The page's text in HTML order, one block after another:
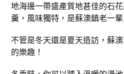
地海邊一帶盛產質地甚佳的石
羹，風味獨特，是蘇澳鎮老一
不管是冬天還是夏天造訪，蘇
的樂趣！